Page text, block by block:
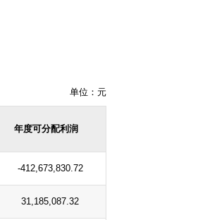
单位：元
年度可分配利润
-412,673,830.72
31,185,087.32